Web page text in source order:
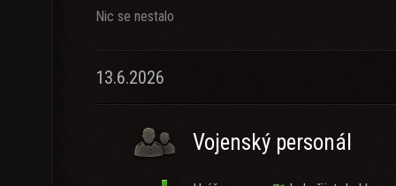
Nic se nestalo
13.6.2026
Vojenský personál